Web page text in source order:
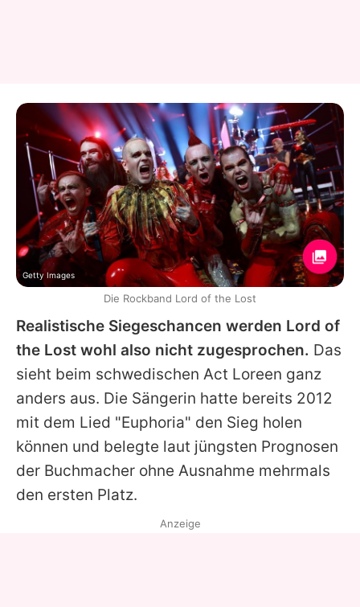
Realistische Siegeschancen werden Lord of
the Lost wohl also nicht zugesprochen. Das
sieht beim schwedischen Act Loreen ganz
anders aus. Die Sängerin hatte bereits 2012
mit dem Lied "Euphoria" den Sieg holen
können und belegte laut jüngsten Prognosen
der Buchmacher ohne Ausnahme mehrmals
den ersten Platz.
Getty Images
Die Rockband Lord of the Lost
Anzeige